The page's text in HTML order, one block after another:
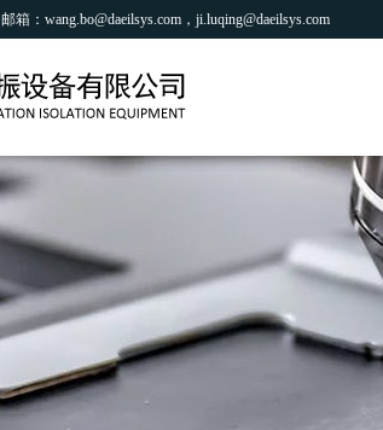
邮箱：wang.bo@daeilsys.com，ji.luqing@daeilsys.com